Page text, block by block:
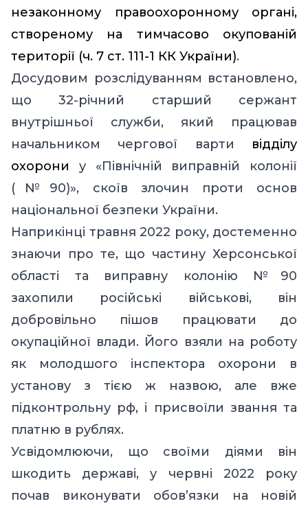
незаконному правоохоронному органі,
створеному на тимчасово окупованій
території (ч. 7 ст. 111-1 КК України).
Досудовим розслідуванням встановлено,
що 32-річний старший сержант
внутрішньої служби, який працював
начальником чергової варти відділу
охорони у «Північній виправній колонії
(№90)», скоїв злочин проти основ
національної безпеки України.
Наприкінці травня 2022 року, достеменно
знаючи про те, що частину Херсонської
області та виправну колонію №90
захопили російські військові, він
добровільно пішов працювати до
окупаційної влади. Його взяли на роботу
як молодшого інспектора охорони в
установу з тією ж назвою, але вже
підконтрольну рф, і присвоїли звання та
платню в рублях.
Усвідомлюючи, що своїми діями він
шкодить державі, у червні 2022 року
почав виконувати обов’язки на новій